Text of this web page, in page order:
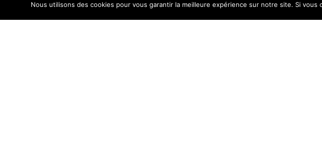
Nous utilisons des cookies pour vous garantir la meilleure expérience sur notre site. Si